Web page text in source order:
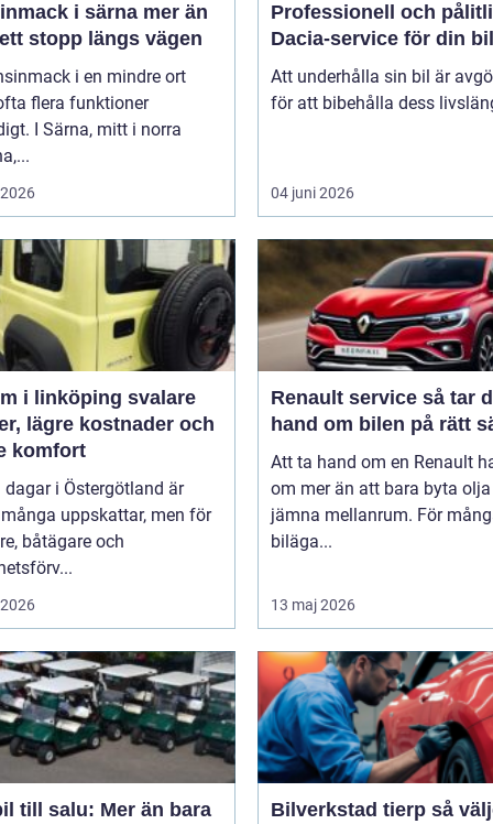
i särna mer än
stopp längs vägen
i en mindre ort
flera funktioner
I Särna, mitt i norra
Professionell och
Dacia-service för din bil
Att underhålla sin bil är
för att bibehålla dess
04 juni 2026
linköping svalare
lägre kostnader och
komfort
dagar i Östergötland är
uppskattar, men för
båtägare och
Renault service så tar du
hand om bilen på rätt
Att ta hand om en Renault
om mer än att bara byta
jämna mellanrum. För
biläga...
13 maj 2026
till salu: Mer än bara
Bilverkstad tierp så väljer du